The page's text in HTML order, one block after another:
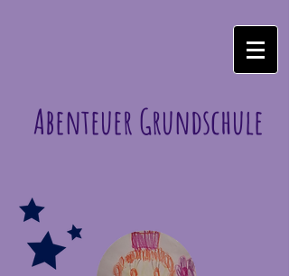
Abenteuer Grundschule